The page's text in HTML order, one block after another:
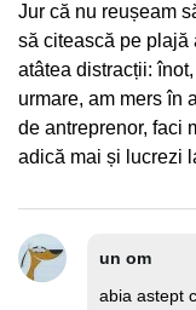
Jur că nu reușeam
să citească pe plajă
atâtea distracții:
urmare, am mers în
de antreprenor, faci
adică mai și lucrezi
un om
abia astept